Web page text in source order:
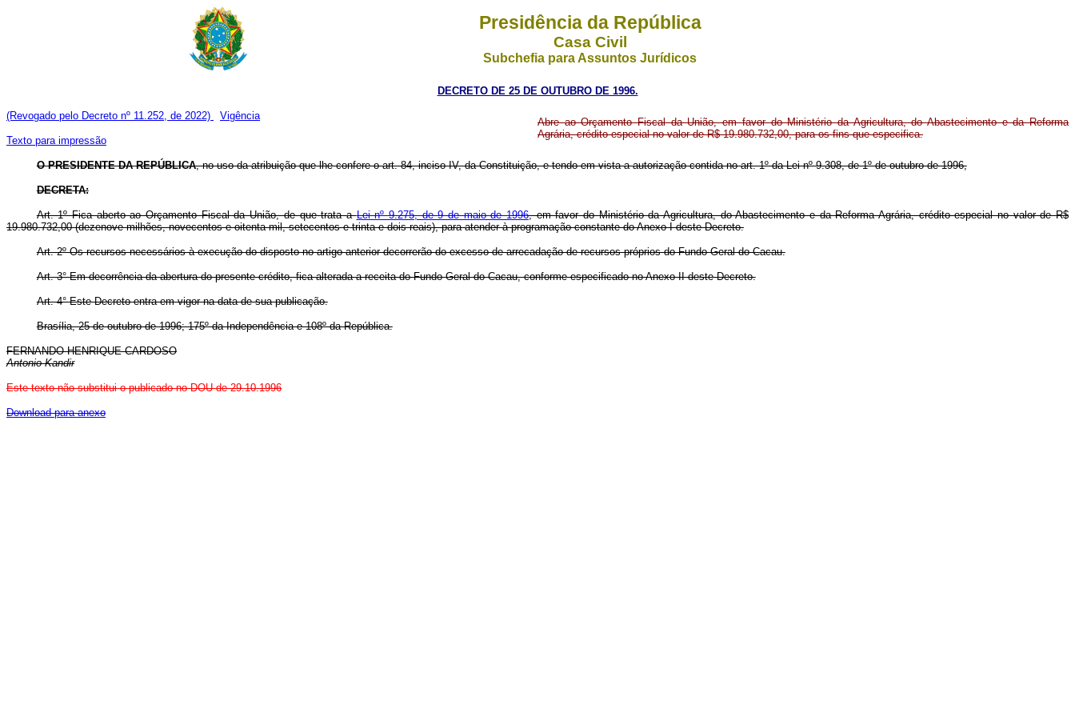
Presidência da República
Casa Civil
Subchefia para Assuntos Jurídicos
DECRETO DE 25 DE OUTUBRO DE 1996.
(Revogado pelo Decreto nº 11.252, de 2022) Vigência
Texto para impressão
Abre ao Orçamento Fiscal da União, em favor do Ministério da Agricultura, do Abastecimento e da Reforma
Agrária, crédito especial no valor de R$ 19.980.732,00, para os fins que especifica.
O PRESIDENTE DA REPÚBLICA, no uso da atribuição que lhe confere o art. 84, inciso IV, da Constituição, e tendo em vista a autorização contida no art. 1º da Lei nº 9.308, de 1º de outubro de 1996,
DECRETA:
Art. 1º Fica aberto ao Orçamento Fiscal da União, de que trata aLei nº 9.275, de 9 de maio de 1996, em favor do Ministério da Agricultura, do Abastecimento e da Reforma Agrária, crédito especial no valor de R$
19.980.732,00 (dezenove milhões, novecentos e oitenta mil, setecentos e trinta e dois reais), para atender à programação constante do Anexo I deste Decreto.
Art. 2º Os recursos necessários à execução do disposto no artigo anterior decorrerão do excesso de arrecadação de recursos próprios do Fundo Geral do Cacau.
Art. 3° Em decorrência da abertura do presente crédito, fica alterada a receita do Fundo Geral do Cacau, conforme especificado no Anexo II deste Decreto.
Art. 4° Este Decreto entra em vigor na data de sua publicação.
Brasília, 25 de outubro de 1996; 175º da Independência e 108º da República.
FERNANDO HENRIQUE CARDOSO
Antonio Kandir
Este texto não substitui o publicado no DOU de 29.10.1996
Download para anexo